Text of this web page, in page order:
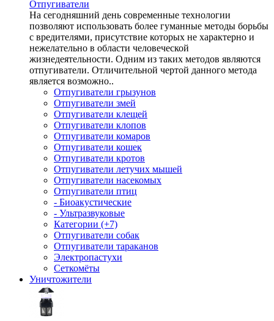
Отпугиватели
На сегодняшний день современные технологии
позволяют использовать более гуманные методы борьбы
с вредителями, присутствие которых не характерно и
нежелательно в области человеческой
жизнедеятельности. Одним из таких методов являются
отпугиватели. Отличительной чертой данного метода
является возможно..
Отпугиватели грызунов
Отпугиватели змей
Отпугиватели клещей
Отпугиватели клопов
Отпугиватели комаров
Отпугиватели кошек
Отпугиватели кротов
Отпугиватели летучих мышей
Отпугиватели насекомых
Отпугиватели птиц
- Биоакустические
- Ультразвуковые
Категории (+7)
Отпугиватели собак
Отпугиватели тараканов
Электропастухи
Сеткомёты
Уничтожители